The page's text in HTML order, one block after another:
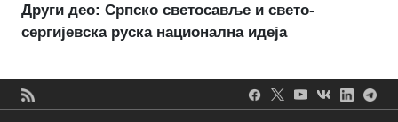
Други део: Српско светосавље и свето-
сергијевска руска национална идеја